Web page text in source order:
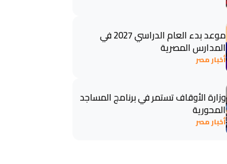
موعد بدء العام الدراسي 2027 في
المدارس المصرية
أخبار مصر
وزارة الأوقاف تستمر في برنامج المساجد
المحورية
أخبار مصر